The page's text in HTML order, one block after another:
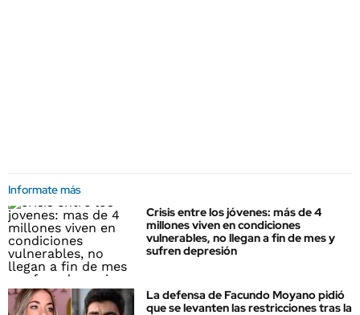
Informate más
Crisis entre los jóvenes: más de 4
millones viven en condiciones
vulnerables, no llegan a fin de mes y
sufren depresión
La defensa de Facundo Moyano pidió
que se levanten las restricciones tras la